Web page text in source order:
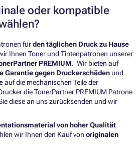
oder kompatible
fürden täglichen Druck zu Hause
Ihnen Toner und Tintenpatronen unserer
PREMIUM. Wir bieten auf
Garantie gegen Druckerschäden und
auf die mechanischen Teile der
die TonerPartner PREMIUM Patrone
diese an uns zurücksenden und wir
von hoher Qualität
wir Ihnen den Kauf von originalen